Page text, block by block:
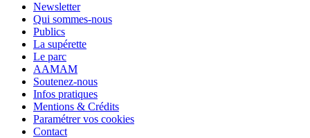
Newsletter
Qui sommes-nous
Publics
La supérette
Le parc
AAMAM
Soutenez-nous
Infos pratiques
Mentions & Crédits
Paramétrer vos cookies
Contact